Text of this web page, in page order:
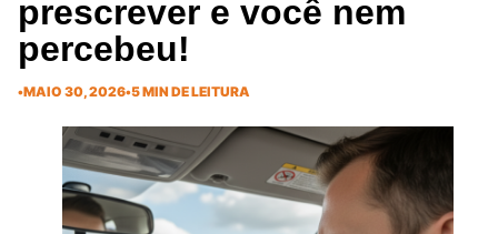
prescrever e você nem
percebeu!
•MAIO 30, 2026•5 MIN DE LEITURA